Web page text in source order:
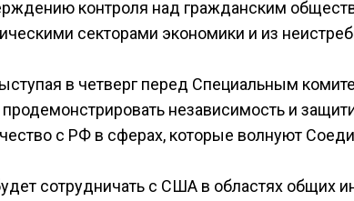
контроля над гражданским
секторами экономики и из
в четверг перед Специальным
независимость и
с РФ в сферах, которые волнуют
сотрудничать с США в областях общих